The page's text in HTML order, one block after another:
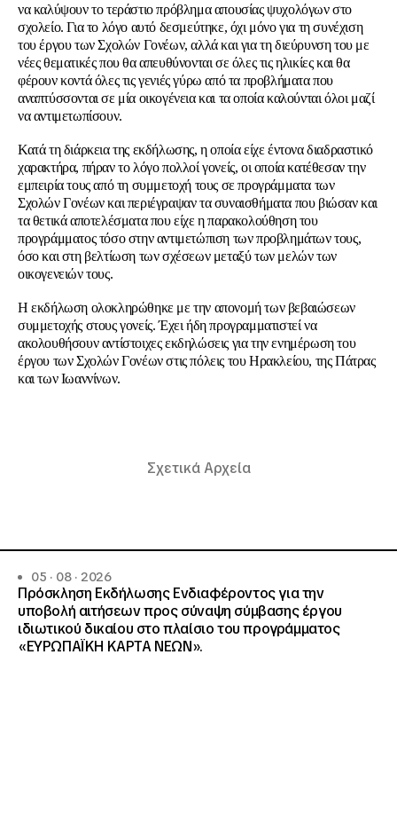
να καλύψουν το τεράστιο πρόβλημα απουσίας ψυχολόγων στο
σχολείο. Για το λόγο αυτό δεσμεύτηκε, όχι μόνο για τη συνέχιση
του έργου των Σχολών Γονέων, αλλά και για τη διεύρυνση του με
νέες θεματικές που θα απευθύνονται σε όλες τις ηλικίες και θα
φέρουν κοντά όλες τις γενιές γύρω από τα προβλήματα που
αναπτύσσονται σε μία οικογένεια και τα οποία καλούνται όλοι μαζί
να αντιμετωπίσουν.
Κατά τη διάρκεια της εκδήλωσης, η οποία είχε έντονα διαδραστικό
χαρακτήρα, πήραν το λόγο πολλοί γονείς, οι οποία κατέθεσαν την
εμπειρία τους από τη συμμετοχή τους σε προγράμματα των
Σχολών Γονέων και περιέγραψαν τα συναισθήματα που βιώσαν και
τα θετικά αποτελέσματα που είχε η παρακολούθηση του
προγράμματος τόσο στην αντιμετώπιση των προβλημάτων τους,
όσο και στη βελτίωση των σχέσεων μεταξύ των μελών των
οικογενειών τους.
Η εκδήλωση ολοκληρώθηκε με την απονομή των βεβαιώσεων
συμμετοχής στους γονείς. Έχει ήδη προγραμματιστεί να
ακολουθήσουν αντίστοιχες εκδηλώσεις για την ενημέρωση του
έργου των Σχολών Γονέων στις πόλεις του Ηρακλείου, της Πάτρας
και των Ιωαννίνων.
Σχετικά Αρχεία
05 · 08 · 2026
Πρόσκληση Εκδήλωσης Ενδιαφέροντος για την
υποβολή αιτήσεων προς σύναψη σύμβασης έργου
ιδιωτικού δικαίου στο πλαίσιο του προγράμματος
«ΕΥΡΩΠΑΪΚΗ ΚΑΡΤΑ ΝΕΩΝ».